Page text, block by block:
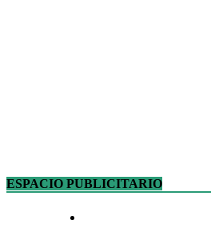
ESPACIO PUBLICITARIO